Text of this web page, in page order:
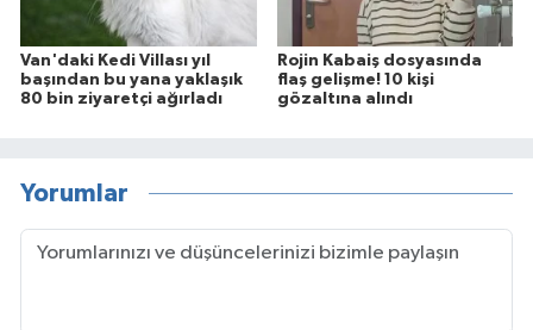
Van'daki Kedi Villası yıl
başından bu yana yaklaşık
80 bin ziyaretçi ağırladı
Rojin Kabaiş dosyasında
flaş gelişme! 10 kişi
gözaltına alındı
Yorumlar